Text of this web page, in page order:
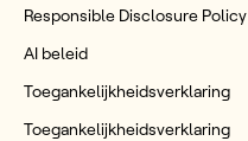
Responsible Disclosure Policy
AI beleid
Toegankelijkheidsverklaring
Toegankelijkheidsverklaring